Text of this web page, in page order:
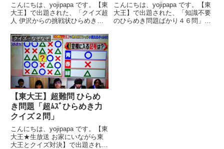
こんにちは、yojipapa です。【東
大王】で出題された、「クイズ超
人 伊沢からの挑戦状ひらめき問
ジ目から順にお楽しみください。
(^ - ^出演者【司会】ヒロミ、山
里亮太(南海キャンディーズ)【解
説】伊沢拓司...
こんにちは、yojipapa です。【東
大王】で出題された、「知識不要
のひらめき問題ばかり４６問」を
クイズ・なぞなぞ
【東大王】超難問 ひらめ
き問題「超ﾑｽﾞひらめき力
クイズ２問」
こんにちは、yojipapa です。【東
大王★生放送 お家にいながら東
大王とクイズ対決】で出題され